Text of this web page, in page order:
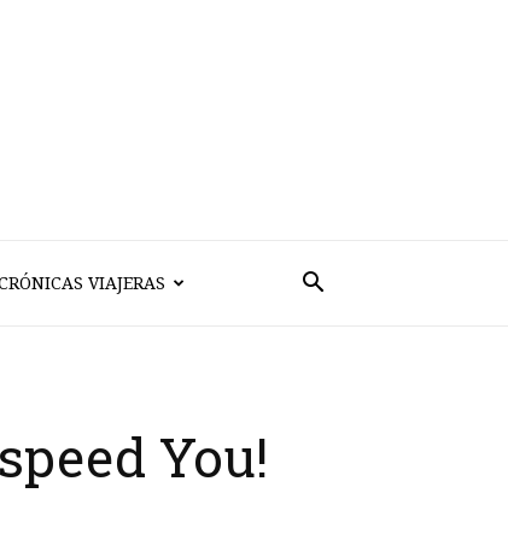
VIAJERAS
You!